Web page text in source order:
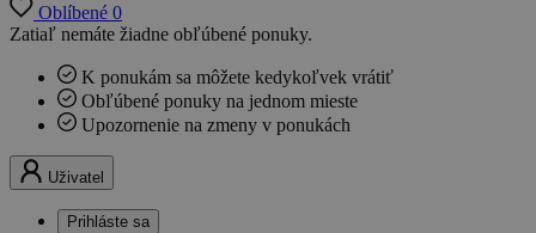
Oblíbené 0
Zatiaľ nemáte žiadne obľúbené ponuky.
K ponukám sa môžete kedykoľvek vrátiť
Obľúbené ponuky na jednom mieste
Upozornenie na zmeny v ponukách
Uživatel
Prihláste sa